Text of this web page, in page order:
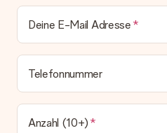
Deine E-Mail Adresse
Telefonnummer
Anzahl (10+)